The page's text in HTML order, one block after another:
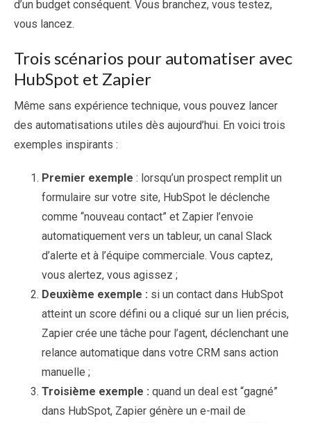
d’un budget conséquent. Vous branchez, vous testez,
vous lancez.
Trois scénarios pour automatiser avec
HubSpot et Zapier
Même sans expérience technique, vous pouvez lancer
des automatisations utiles dès aujourd’hui. En voici trois
exemples inspirants :
Premier exemple : lorsqu’un prospect remplit un
formulaire sur votre site, HubSpot le déclenche
comme “nouveau contact” et Zapier l’envoie
automatiquement vers un tableur, un canal Slack
d’alerte et à l’équipe commerciale. Vous captez,
vous alertez, vous agissez ;
Deuxième exemple : si un contact dans HubSpot
atteint un score défini ou a cliqué sur un lien précis,
Zapier crée une tâche pour l’agent, déclenchant une
relance automatique dans votre CRM sans action
manuelle ;
Troisième exemple : quand un deal est “gagné”
dans HubSpot, Zapier génère un e-mail de